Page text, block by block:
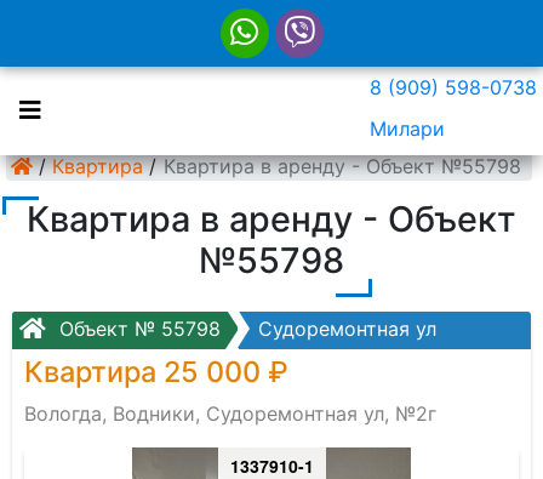
8 (909) 598-0738
Милари
/ Квартира / Квартира в аренду - Объект №55798
Квартира в аренду - Объект
№55798
Объект № 55798 Судоремонтная ул
Квартира 25 000 ₽
Вологда, Водники, Судоремонтная ул, №2г
1337910-1